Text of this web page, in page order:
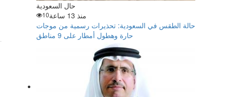
حال السعودية
منذ 13 ساعة
10
حالة الطقس في السعودية: تحذيرات رسمية من موجات
حارة وهطول أمطار على 9 مناطق